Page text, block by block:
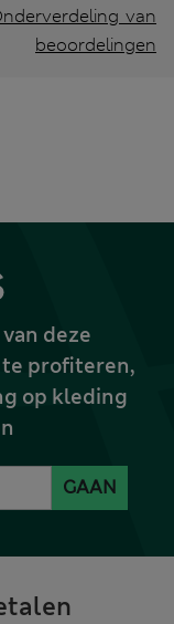
van
beoordelingen
deze
profiteren,
op kleding
GAAN